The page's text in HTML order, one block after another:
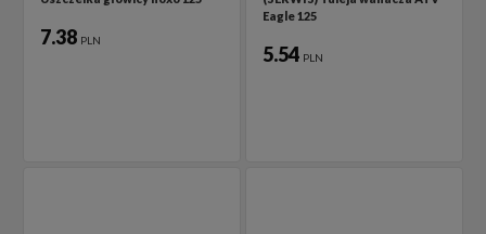
7.38 PLN
Eagle 125
5.54 PLN